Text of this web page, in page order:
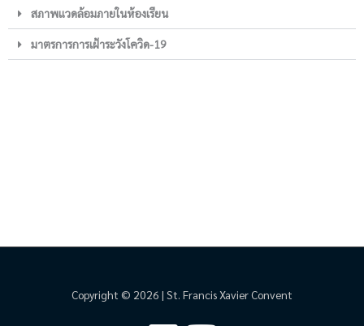
สภาพแวดล้อมภายในห้องเรียน
มาตรการการเฝ้าระวังโควิด-19
Copyright © 2026 | St. Francis Xavier Convent